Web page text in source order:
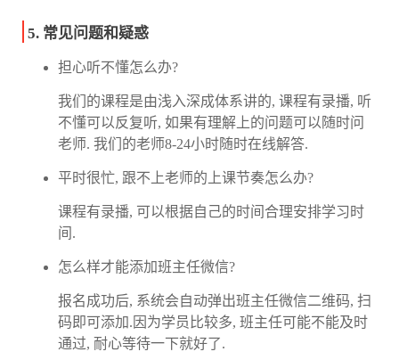
5. 常见问题和疑惑
担心听不懂怎么办?
我们的课程是由浅入深成体系讲的, 课程有录播, 听
不懂可以反复听, 如果有理解上的问题可以随时问
老师. 我们的老师8-24小时随时在线解答.
平时很忙, 跟不上老师的上课节奏怎么办?
课程有录播, 可以根据自己的时间合理安排学习时
间.
怎么样才能添加班主任微信?
报名成功后, 系统会自动弹出班主任微信二维码, 扫
码即可添加.因为学员比较多, 班主任可能不能及时
通过, 耐心等待一下就好了.